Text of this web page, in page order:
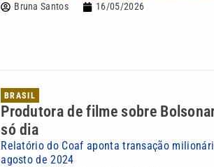
Bruna Santos 16/05/2026
BRASIL
Produtora de filme sobre
só dia
Relatório do Coaf aponta transação
agosto de 2024